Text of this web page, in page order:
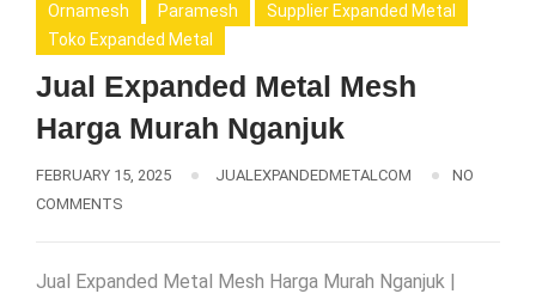
Ornamesh
Paramesh
Supplier Expanded Metal
Toko Expanded Metal
Jual Expanded Metal Mesh
Harga Murah Nganjuk
FEBRUARY 15, 2025 JUALEXPANDEDMETALCOM
NO
COMMENTS
Jual Expanded Metal Mesh Harga Murah Nganjuk |